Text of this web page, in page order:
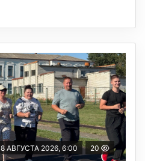
8 АВГУСТА 2026, 6:00 20